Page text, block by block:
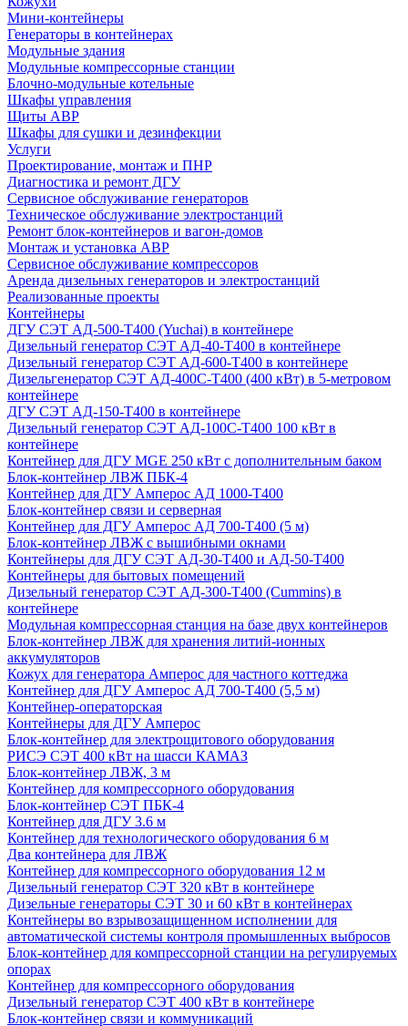
Мини-контейнеры
Генераторы в контейнерах
Модульные здания
Модульные компрессорные станции
Блочно-модульные котельные
Шкафы управления
Щиты АВР
Шкафы для сушки и дезинфекции
Услуги
Проектирование, монтаж и ПНР
Диагностика и ремонт ДГУ
Сервисное обслуживание генераторов
Техническое обслуживание электростанций
Ремонт блок-контейнеров и вагон-домов
Монтаж и установка АВР
Сервисное обслуживание компрессоров
Аренда дизельных генераторов и электростанций
Реализованные проекты
Контейнеры
ДГУ СЭТ АД-500-Т400 (Yuchai) в контейнере
Дизельный генератор СЭТ АД-40-Т400 в контейнере
Дизельный генератор СЭТ АД-600-Т400 в контейнере
Дизельгенератор СЭТ АД-400С-Т400 (400 кВт) в 5-метровом
контейнере
ДГУ СЭТ АД-150-Т400 в контейнере
Дизельный генератор СЭТ АД-100С-Т400 100 кВт в
контейнере
Контейнер для ДГУ MGE 250 кВт с дополнительным баком
Блок-контейнер ЛВЖ ПБК-4
Контейнер для ДГУ Амперос АД 1000-Т400
Блок-контейнер связи и серверная
Контейнер для ДГУ Амперос АД 700-Т400 (5 м)
Блок-контейнер ЛВЖ с вышибными окнами
Контейнеры для ДГУ СЭТ АД-30-Т400 и АД-50-Т400
Контейнеры для бытовых помещений
Дизельный генератор СЭТ АД-300-Т400 (Cummins) в
контейнере
Модульная компрессорная станция на базе двух контейнеров
Блок-контейнер ЛВЖ для хранения литий-ионных
аккумуляторов
Кожух для генератора Амперос для частного коттеджа
Контейнер для ДГУ Амперос АД 700-Т400 (5,5 м)
Контейнер-операторская
Контейнеры для ДГУ Амперос
Блок-контейнер для электрощитового оборудования
РИСЭ СЭТ 400 кВт на шасси КАМАЗ
Блок-контейнер ЛВЖ, 3 м
Контейнер для компрессорного оборудования
Блок-контейнер СЭТ ПБК-4
Контейнер для ДГУ 3.6 м
Контейнер для технологического оборудования 6 м
Два контейнера для ЛВЖ
Контейнер для компрессорного оборудования 12 м
Дизельный генератор СЭТ 320 кВт в контейнере
Дизельные генераторы СЭТ 30 и 60 кВт в контейнерах
Контейнеры во взрывозащищенном исполнении для
автоматической системы контроля промышленных выбросов
Блок-контейнер для компрессорной станции на регулируемых
опорах
Контейнер для компрессорного оборудования
Дизельный генератор СЭТ 400 кВт в контейнере
Блок-контейнер связи и коммуникаций